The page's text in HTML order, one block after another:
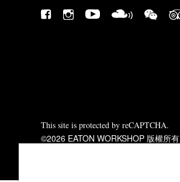
This site is protected by reCAPTCHA.
©2026 EATON WORKSHOP 版權所有